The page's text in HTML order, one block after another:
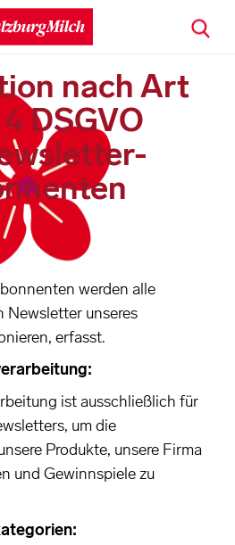
nach Art
DSGVO
werden alle
Newsletter unseres
erfasst.
ist ausschließlich für
um die
Produkte, unsere Firma
und Gewinnspiele zu